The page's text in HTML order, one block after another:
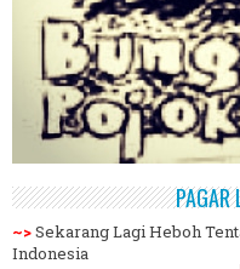
PAGAR
~>Sekarang Lagi Heboh
Indonesia